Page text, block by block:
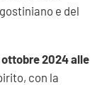
e del
ottobre 2024 alle
con la